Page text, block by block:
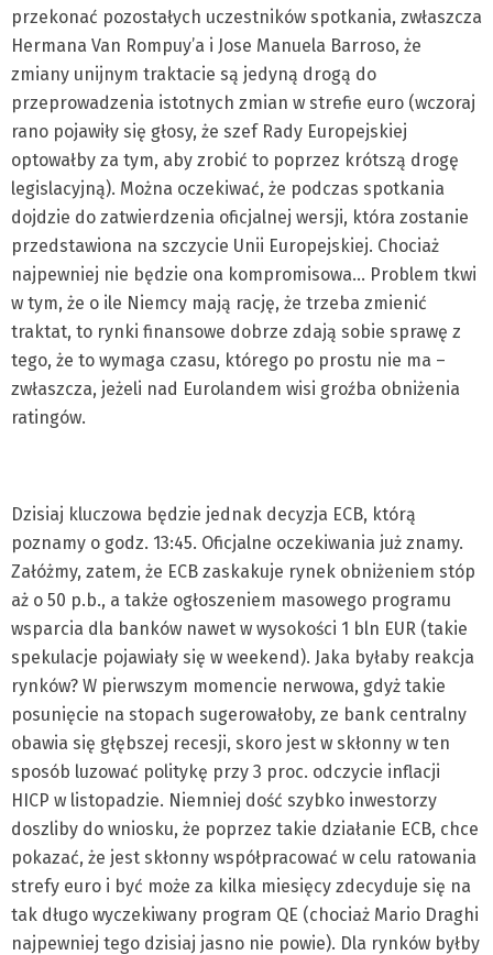
przekonać pozostałych uczestników spotkania, zwłaszcza
Hermana Van Rompuy’a i Jose Manuela Barroso, że
zmiany unijnym traktacie są jedyną drogą do
przeprowadzenia istotnych zmian w strefie euro (wczoraj
rano pojawiły się głosy, że szef Rady Europejskiej
optowałby za tym, aby zrobić to poprzez krótszą drogę
legislacyjną). Można oczekiwać, że podczas spotkania
dojdzie do zatwierdzenia oficjalnej wersji, która zostanie
przedstawiona na szczycie Unii Europejskiej. Chociaż
najpewniej nie będzie ona kompromisowa… Problem tkwi
w tym, że o ile Niemcy mają rację, że trzeba zmienić
traktat, to rynki finansowe dobrze zdają sobie sprawę z
tego, że to wymaga czasu, którego po prostu nie ma –
zwłaszcza, jeżeli nad Eurolandem wisi groźba obniżenia
ratingów.
Dzisiaj kluczowa będzie jednak decyzja ECB, którą
poznamy o godz. 13:45. Oficjalne oczekiwania już znamy.
Załóżmy, zatem, że ECB zaskakuje rynek obniżeniem stóp
aż o 50 p.b., a także ogłoszeniem masowego programu
wsparcia dla banków nawet w wysokości 1 bln EUR (takie
spekulacje pojawiały się w weekend). Jaka byłaby reakcja
rynków? W pierwszym momencie nerwowa, gdyż takie
posunięcie na stopach sugerowałoby, ze bank centralny
obawia się głębszej recesji, skoro jest w skłonny w ten
sposób luzować politykę przy 3 proc. odczycie inflacji
HICP w listopadzie. Niemniej dość szybko inwestorzy
doszliby do wniosku, że poprzez takie działanie ECB, chce
pokazać, że jest skłonny współpracować w celu ratowania
strefy euro i być może za kilka miesięcy zdecyduje się na
tak długo wyczekiwany program QE (chociaż Mario Draghi
najpewniej tego dzisiaj jasno nie powie). Dla rynków byłby